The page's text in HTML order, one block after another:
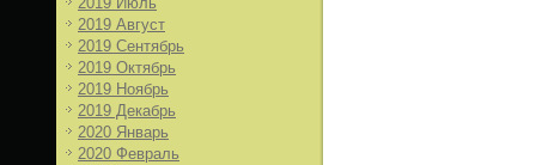
2019 Август
2019 Сентябрь
2019 Октябрь
2019 Ноябрь
2019 Декабрь
2020 Январь
2020 Февраль